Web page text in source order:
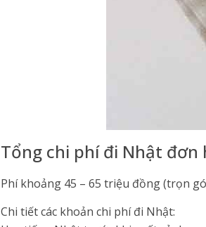
Tổng chi phí đi Nhật đơn
Phí khoảng 45 – 65 triệu đồng (trọn
Chi tiết các khoản chi phí đi Nhật: